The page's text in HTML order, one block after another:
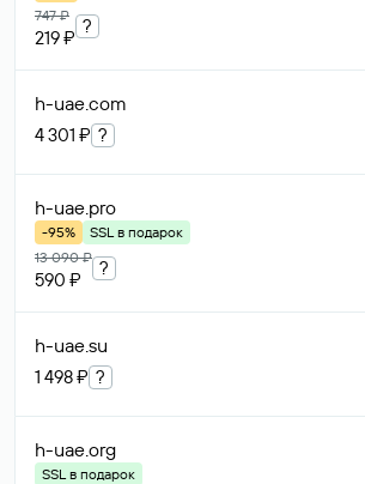
747 ₽
219 ₽
?
h-uae.com
4 301 ₽ ?
h-uae.pro
-95%
SSL в подарок
13 090 ₽
590 ₽
?
h-uae.su
1 498 ₽ ?
h-uae.org
SSL в подарок